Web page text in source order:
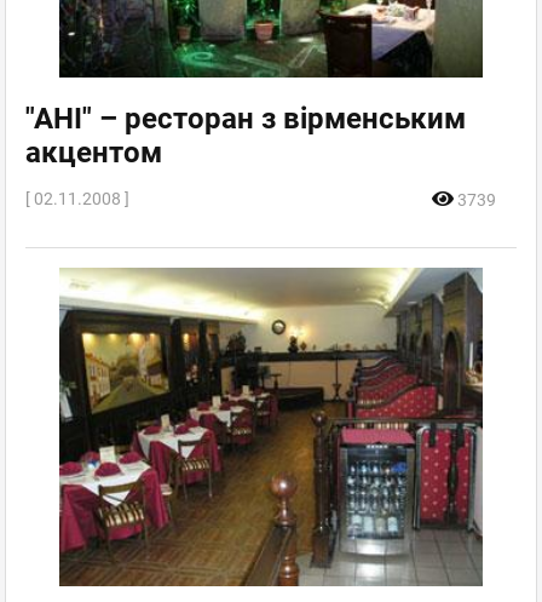
"АНІ" – ресторан з вірменським
акцентом
[ 02.11.2008 ] 3739